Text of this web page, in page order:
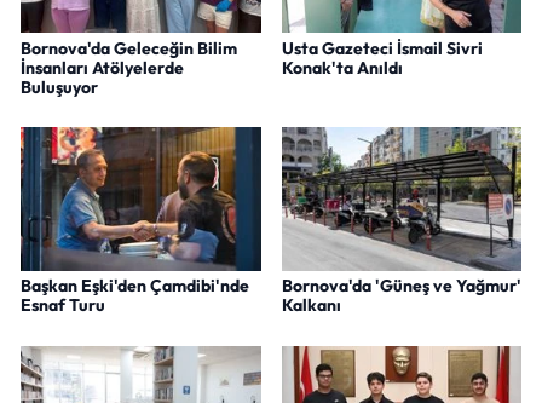
Bornova'da Geleceğin Bilim
İnsanları Atölyelerde
Buluşuyor
Usta Gazeteci İsmail Sivri
Konak'ta Anıldı
Başkan Eşki'den Çamdibi'nde
Esnaf Turu
Bornova'da 'Güneş ve Yağmur'
Kalkanı